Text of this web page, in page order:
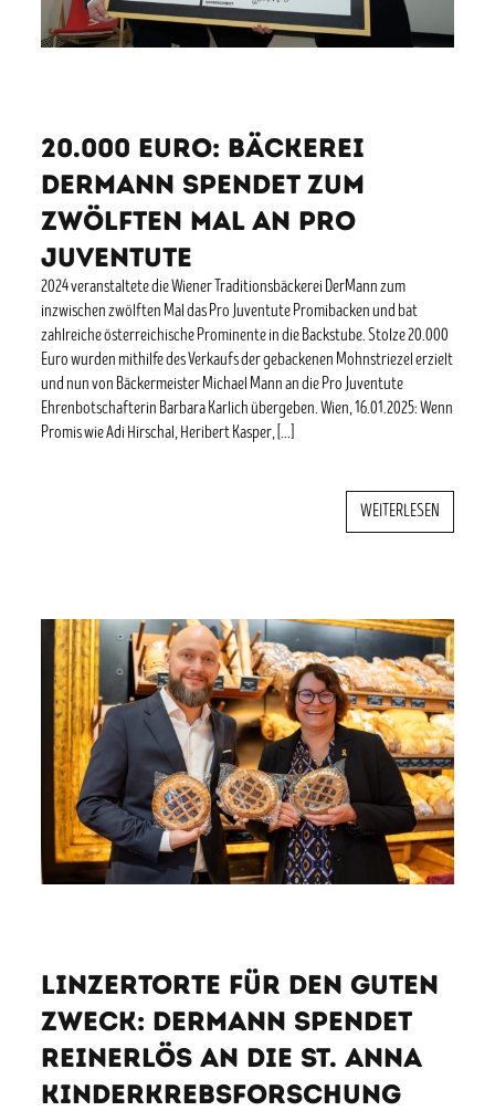
20.000 Euro: Bäckerei
DerMann spendet zum
zwölften Mal an Pro
Juventute
2024 veranstaltete die Wiener Traditionsbäckerei DerMann zum
inzwischen zwölften Mal das Pro Juventute Promibacken und bat
zahlreiche österreichische Prominente in die Backstube. Stolze 20.000
Euro wurden mithilfe des Verkaufs der gebackenen Mohnstriezel erzielt
und nun von Bäckermeister Michael Mann an die Pro Juventute
Ehrenbotschafterin Barbara Karlich übergeben. Wien, 16.01.2025: Wenn
Promis wie Adi Hirschal, Heribert Kasper, […]
WEITERLESEN
Linzertorte für den guten
Zweck: DerMann spendet
Reinerlös an die St. Anna
Kinderkrebsforschung